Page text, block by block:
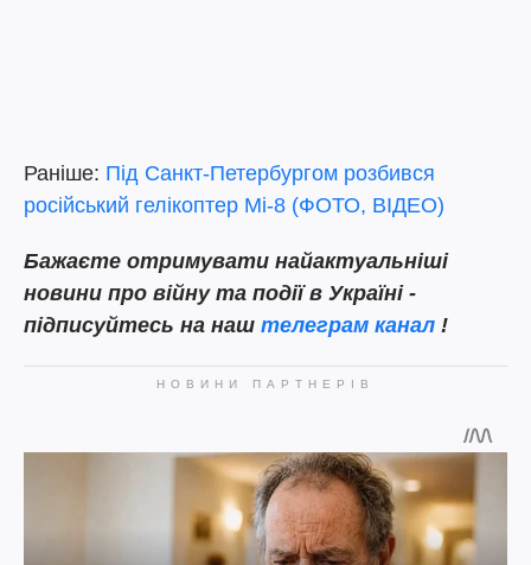
Раніше: Під Санкт-Петербургом розбився
російський гелікоптер Мі-8 (ФОТО, ВІДЕО)
Бажаєте отримувати найактуальніші
новини про війну та події в Україні -
підписуйтесь на наш телеграм канал !